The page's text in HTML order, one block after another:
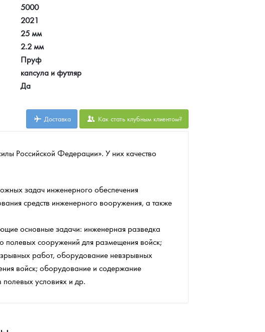
5000
2021
25 мм
2.2 мм
Пруф
капсула и футляр
Да
Доставка Как стать клубным клиентом?
Российской Федерации». У них качество
задач инженерного обеспечения
средств инженерного вооружения, а также
основные задачи: инженерная разведка
полевых сооружений для размещения войск;
работ, оборудование невзрывных
войск; оборудование и содержание
полевых условиях и др.